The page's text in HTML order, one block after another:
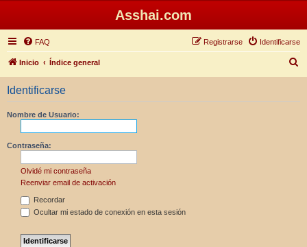
Asshai.com
FAQ Identificarse
Registrarse
Inicio Índice general
u
Identificarse
Nombre de Usuario:
Contraseña:
Olvidé mi contraseña
Reenviar email de activación
Recordar
Ocultar mi estado de conexión en esta sesión